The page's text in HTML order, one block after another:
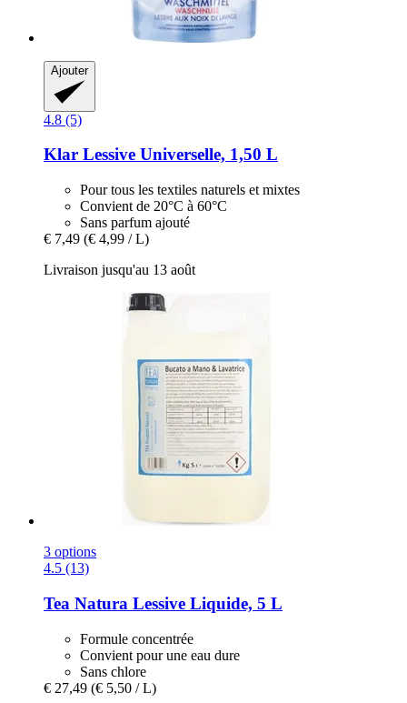
Ajouter
4.8 (5)
Klar Lessive Universelle, 1,50 L
Pour tous les textiles naturels et mixtes
Convient de 20°C à 60°C
Sans parfum ajouté
€ 7,49 (€ 4,99 / L)
Livraison jusqu'au 13 août
3 options
4.5 (13)
Tea Natura Lessive Liquide, 5 L
Formule concentrée
Convient pour une eau dure
Sans chlore
€ 27,49 (€ 5,50 / L)